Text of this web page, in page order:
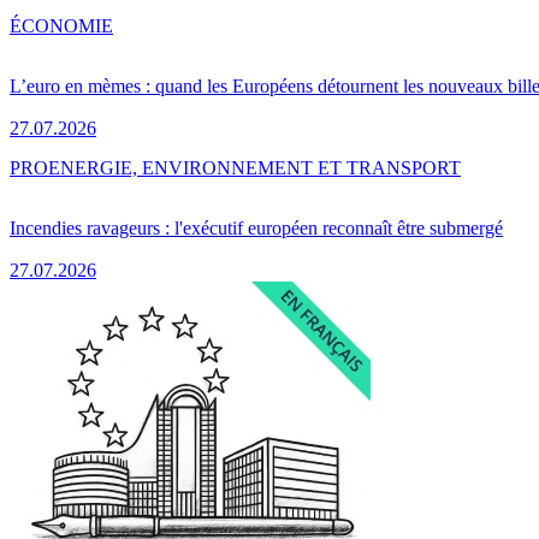
L’euro en mèmes : quand les Européens détournent les nouveaux
27.07.2026
ÉCONOMIE
Incendies ravageurs : l'exécutif européen reconnaît être submergé
27.07.2026
PROENERGIE, ENVIRONNEMENT ET TRANSPORT